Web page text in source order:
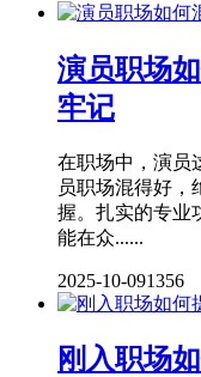
演员职场
牢记
在职场中，演员
员职场混得好，
握。扎实的专业
能在众......
2025-10-091356
刚入职场